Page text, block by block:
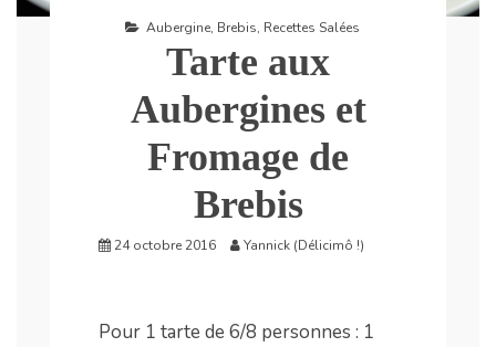
Aubergine, Brebis, Recettes Salées
Tarte aux
Aubergines et
Fromage de
Brebis
24 octobre 2016 Yannick (Délicimô !)
Pour 1 tarte de 6/8 personnes : 1